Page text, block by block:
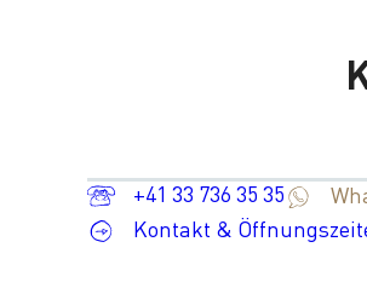
+41 33 736 35 35
Kontakt &